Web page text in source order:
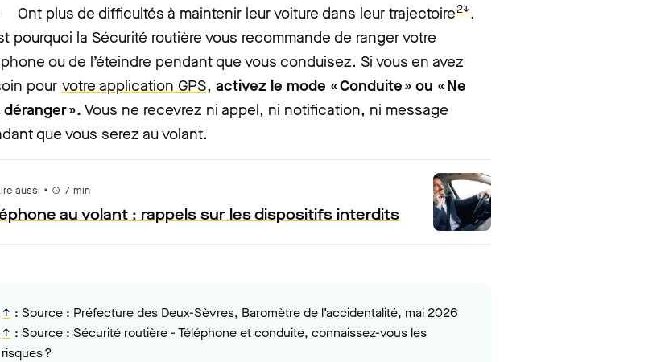
Ont plus de difficultés à maintenir leur voiture dans leur trajectoire2↓.
pourquoi la Sécurité routière vous recommande de ranger votre
ou de l’éteindre pendant que vous conduisez. Si vous en avez
pour votre application GPS, activez le mode « Conduite » ou « Ne
déranger ».Vous ne recevrez ni appel, ni notification, ni message
que vous serez au volant.
aussi • 7 min
au volant : rappels sur les dispositifs interdits
↑ : Source : Préfecture des Deux-Sèvres, Baromètre de l’accidentalité, mai 2026
↑ : Source : Sécurité routière - Téléphone et conduite, connaissez-vous les
risques ?